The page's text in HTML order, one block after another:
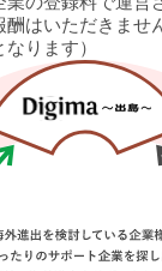
はいただきませ
ります）